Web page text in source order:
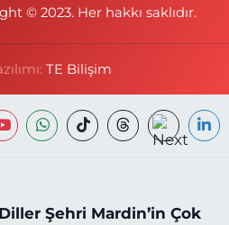
© 2023. Her hakkı saklıdır.
TE Bilişim
Şehri Mardin’in Çok